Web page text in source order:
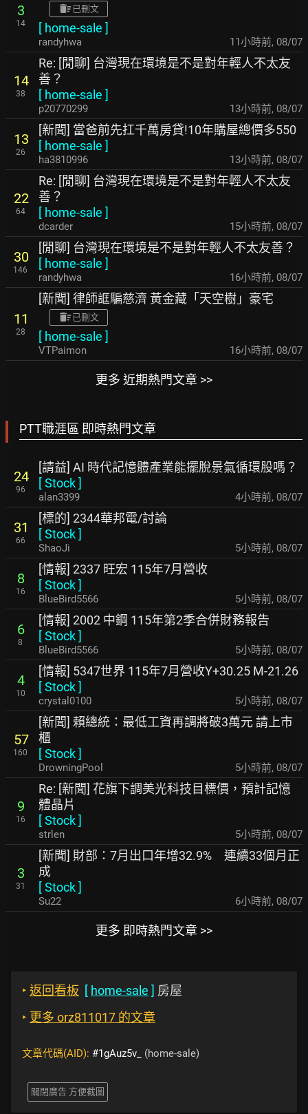
3
14
已刪文
[ home-sale ]
randyhwa 11小時前, 08/07
14
38
Re: [閒聊] 台灣現在環境是不是對年輕人不太友
善？
[ home-sale ]
p20770299 13小時前, 08/07
13
26
[新聞] 當爸前先扛千萬房貸!10年購屋總價多550
[ home-sale ]
ha3810996 13小時前, 08/07
22
64
Re: [閒聊] 台灣現在環境是不是對年輕人不太友
善？
[ home-sale ]
dcarder 15小時前, 08/07
30
146
[閒聊] 台灣現在環境是不是對年輕人不太友善？
[ home-sale ]
randyhwa 16小時前, 08/07
11
28
[新聞] 律師誆騙慈濟 黃金藏「天空樹」豪宅
已刪文
[ home-sale ]
VTPaimon 16小時前, 08/07
更多 近期熱門文章 >>
PTT職涯區 即時熱門文章
24
96
[請益] AI 時代記憶體產業能擺脫景氣循環股嗎？
[Stock]
alan3399 4小時前, 08/07
31
66
[標的] 2344華邦電/討論
[Stock]
ShaoJi 5小時前, 08/07
8
16
[情報] 2337 旺宏 115年7月營收
[Stock]
BlueBird5566 5小時前, 08/07
6
8
[情報] 2002 中鋼 115年第2季合併財務報告
[Stock]
BlueBird5566 5小時前, 08/07
4
10
[情報] 5347世界 115年7月營收Y+30.25 M-21.26
[Stock]
crystal0100 5小時前, 08/07
57
160
[新聞] 賴總統：最低工資再調將破3萬元 請上市
櫃
[Stock]
DrowningPool 5小時前, 08/07
9
16
Re: [新聞] 花旗下調美光科技目標價，預計記憶
體晶片
[Stock]
strlen 5小時前, 08/07
3
31
[新聞] 財部：7月出口年增32.9% 連續33個月正
成
[Stock]
Su22 6小時前, 08/07
更多 即時熱門文章 >>
‣ 返回看板 [ home-sale ] 房屋
‣ 更多 orz811017 的文章
文章代碼(AID): #1gAuz5v_ (home-sale)
關閉廣告 方便截圖